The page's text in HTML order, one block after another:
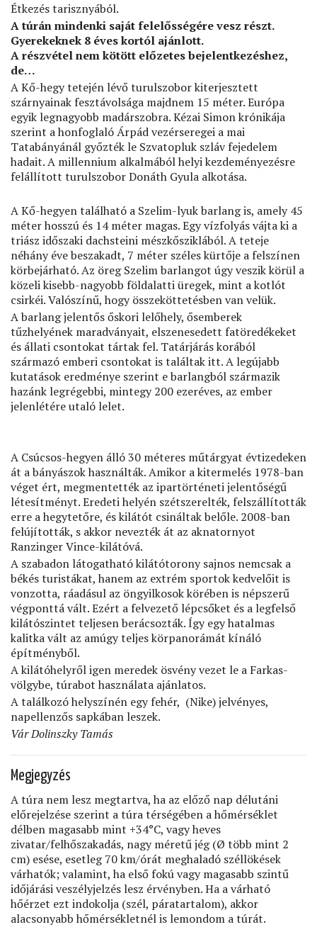
Étkezés tarisznyából.
A túrán mindenki saját felelősségére vesz részt.
Gyerekeknek 8 éves kortól ajánlott.
A részvétel nem kötött előzetes bejelentkezéshez,
de…
A Kő-hegy tetején lévő turulszobor kiterjesztett
szárnyainak fesztávolsága majdnem 15 méter. Európa
egyik legnagyobb madárszobra. Kézai Simon krónikája
szerint a honfoglaló Árpád vezérseregei a mai
Tatabányánál győzték le Szvatopluk szláv fejedelem
hadait. A millennium alkalmából helyi kezdeményezésre
felállított turulszobor Donáth Gyula alkotása.
A Kő-hegyen található a Szelim-lyuk barlang is, amely 45
méter hosszú és 14 méter magas. Egy vízfolyás vájta ki a
triász időszaki dachsteini mészkősziklából. A teteje
néhány éve beszakadt, 7 méter széles kürtője a felszínen
körbejárható. Az öreg Szelim barlangot úgy veszik körül a
közeli kisebb-nagyobb földalatti üregek, mint a kotlót
csirkéi. Valószínű, hogy összeköttetésben van velük.
A barlang jelentős őskori lelőhely, ősemberek
tűzhelyének maradványait, elszenesedett fatöredékeket
és állati csontokat tártak fel. Tatárjárás korából
származó emberi csontokat is találtak itt. A legújabb
kutatások eredménye szerint e barlangból származik
hazánk legrégebbi, mintegy 200 ezeréves, az ember
jelenlétére utaló lelet.
A Csúcsos-hegyen álló 30 méteres műtárgyat évtizedeken
át a bányászok használták. Amikor a kitermelés 1978-ban
véget ért, megmentették az ipartörténeti jelentőségű
létesítményt. Eredeti helyén szétszerelték, felszállították
erre a hegytetőre, és kilátót csináltak belőle. 2008-ban
felújították, s akkor nevezték át az aknatornyot
Ranzinger Vince-kilátóvá.
A szabadon látogatható kilátótorony sajnos nemcsak a
békés turistákat, hanem az extrém sportok kedvelőit is
vonzotta, ráadásul az öngyilkosok körében is népszerű
végponttá vált. Ezért a felvezető lépcsőket és a legfelső
kilátószintet teljesen berácsozták. Így egy hatalmas
kalitka vált az amúgy teljes körpanorámát kínáló
építményből.
A kilátóhelyről igen meredek ösvény vezet le a Farkas-
völgybe, túrabot használata ajánlatos.
A találkozó helyszínén egy fehér, (Nike) jelvényes,
napellenzős sapkában leszek.
Vár Dolinszky Tamás
Megjegyzés
A túra nem lesz megtartva, ha az előző nap délutáni
előrejelzése szerint a túra térségében a hőmérséklet
délben magasabb mint +34°C, vagy heves
zivatar/felhőszakadás, nagy méretű jég (Ø több mint 2
cm) esése, esetleg 70 km/órát meghaladó széllökések
várhatók; valamint, ha első fokú vagy magasabb szintű
időjárási veszélyjelzés lesz érvényben. Ha a várható
hőérzet ezt indokolja (szél, páratartalom), akkor
alacsonyabb hőmérsékletnél is lemondom a túrát.